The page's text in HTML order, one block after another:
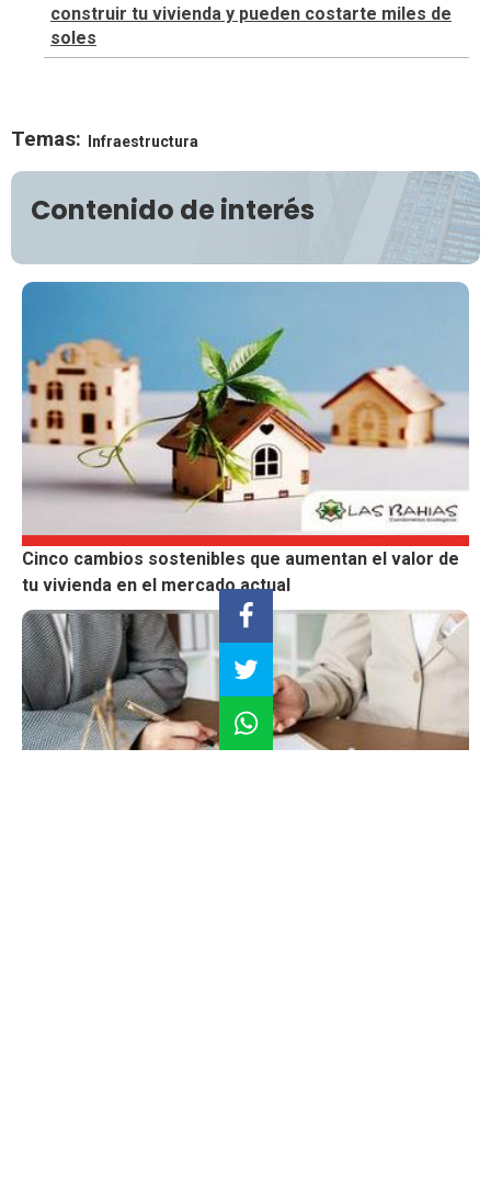
construir tu vivienda y pueden costarte miles de
soles
Temas: Infraestructura
Contenido de interés
Cinco cambios sostenibles que aumentan el valor de
tu vivienda en el mercado actual